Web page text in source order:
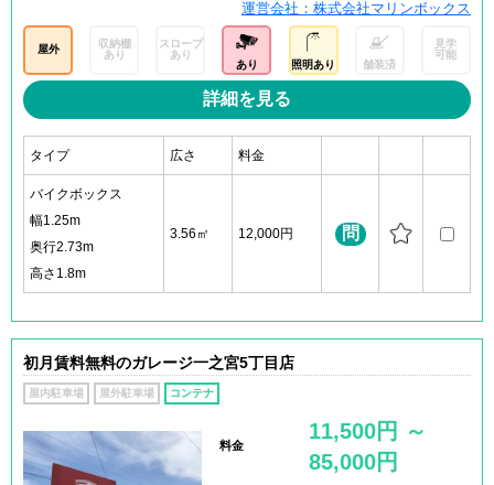
運営会社：株式会社マリンボックス
屋外
収納棚
あり
スロープ
あり
あり 照明あり 舗装済
見学
可能
詳細を見る
タイプ 広さ 料金
バイクボックス
幅1.25m
奥行2.73m
高さ1.8m
3.56㎡ 12,000円 問
初月賃料無料のガレージ一之宮5丁目店
屋内駐車場 屋外駐車場 コンテナ
料金
11,500円 ～
85,000円